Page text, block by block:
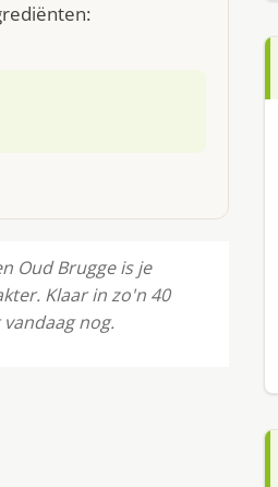
Oud Brugge is je
Klaar in zo'n 40
nog.